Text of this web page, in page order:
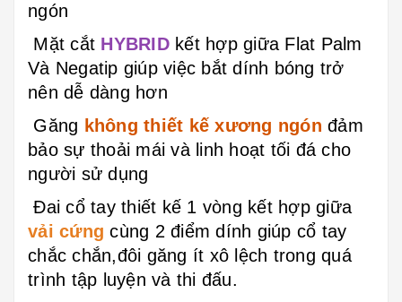
ngón
Mặt cắt HYBRIDkết hợp giữa Flat Palm
Và Negatip giúp việc bắt dính bóng trở
nên dễ dàng hơn
Găng không thiết kế xương ngón đảm
bảo sự thoải mái và linh hoạt tối đá cho
người sử dụng
Đai cổ tay thiết kế 1 vòng kết hợp giữa
vải cứng cùng 2 điểm dính giúp cổ tay
chắc chắn,đôi găng ít xô lệch trong quá
trình tập luyện và thi đấu.